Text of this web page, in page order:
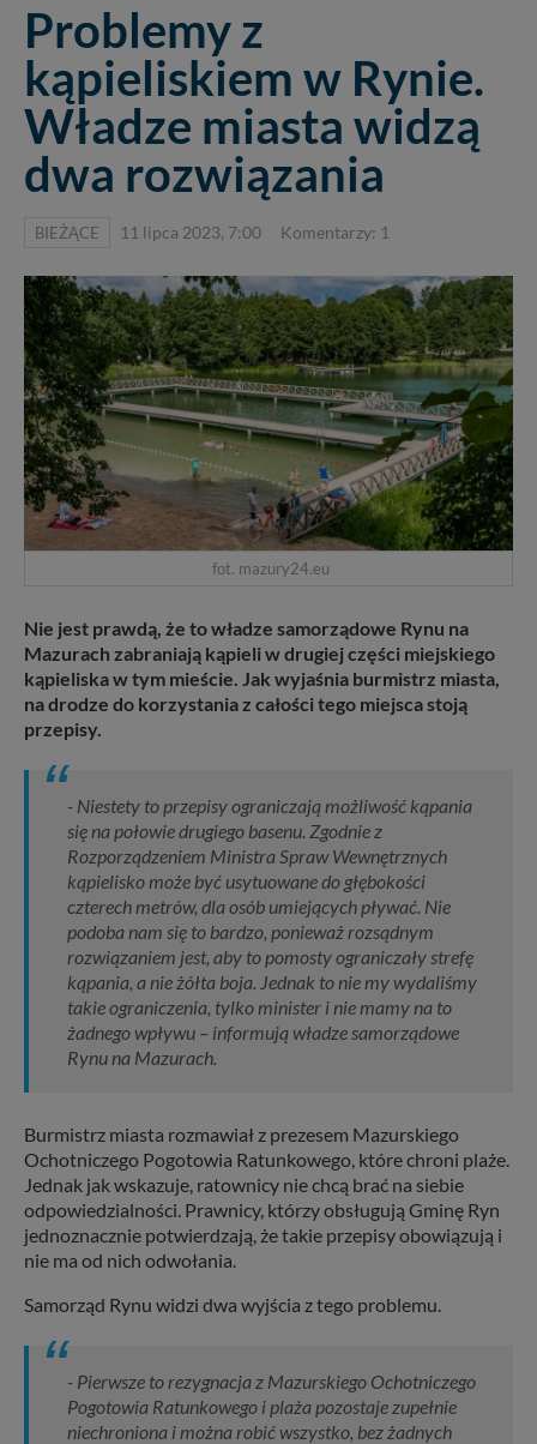
Problemy z
kąpieliskiem w Rynie.
Władze miasta widzą
dwa rozwiązania
BIEŻĄCE 11 lipca 2023, 7:00 Komentarzy: 1
fot. mazury24.eu
Nie jest prawdą, że to władze samorządowe Rynu na
Mazurach zabraniają kąpieli w drugiej części miejskiego
kąpieliska w tym mieście. Jak wyjaśnia burmistrz miasta,
na drodze do korzystania z całości tego miejsca stoją
przepisy.
- Niestety to przepisy ograniczają możliwość kąpania
się na połowie drugiego basenu. Zgodnie z
Rozporządzeniem Ministra Spraw Wewnętrznych
kąpielisko może być usytuowane do głębokości
czterech metrów, dla osób umiejących pływać. Nie
podoba nam się to bardzo, ponieważ rozsądnym
rozwiązaniem jest, aby to pomosty ograniczały strefę
kąpania, a nie żółta boja. Jednak to nie my wydaliśmy
takie ograniczenia, tylko minister i nie mamy na to
żadnego wpływu – informują władze samorządowe
Rynu na Mazurach.
Burmistrz miasta rozmawiał z prezesem Mazurskiego
Ochotniczego Pogotowia Ratunkowego, które chroni plaże.
Jednak jak wskazuje, ratownicy nie chcą brać na siebie
odpowiedzialności. Prawnicy, którzy obsługują Gminę Ryn
jednoznacznie potwierdzają, że takie przepisy obowiązują i
nie ma od nich odwołania.
Samorząd Rynu widzi dwa wyjścia z tego problemu.
- Pierwsze to rezygnacja z Mazurskiego Ochotniczego
Pogotowia Ratunkowego i plaża pozostaje zupełnie
niechroniona i można robić wszystko, bez żadnych